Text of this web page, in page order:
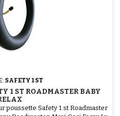
SAFETY 1 ST
1 ST ROADMASTER BABY
poussette Safety 1 st Roadmaster